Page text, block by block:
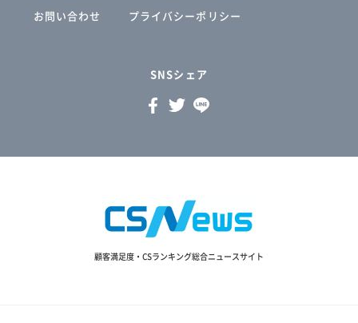
お問い合わせ
プライバシーポリシー
SNSシェア
顧客満足度・CSランキング総合ニュースサイト